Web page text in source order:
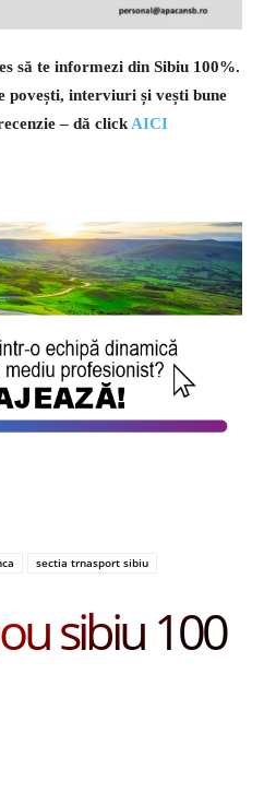
să te informezi din Sibiu 100%.
povești, interviuri și vești bune
– dă click AICI
sectia trnasport sibiu
sibiu 100